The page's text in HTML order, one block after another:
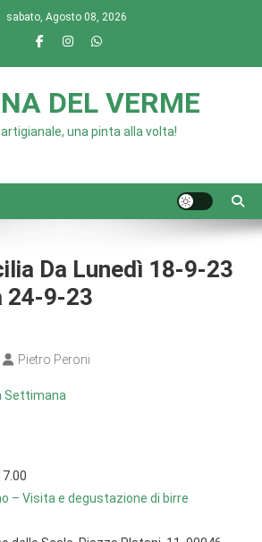
sabato, Agosto 08, 2026
DEL VERME
una pinta alla volta!
Da Lunedì 18-9-23
24-9-23
Pietro Peroni
Settimana
– Visita e degustazione di birre